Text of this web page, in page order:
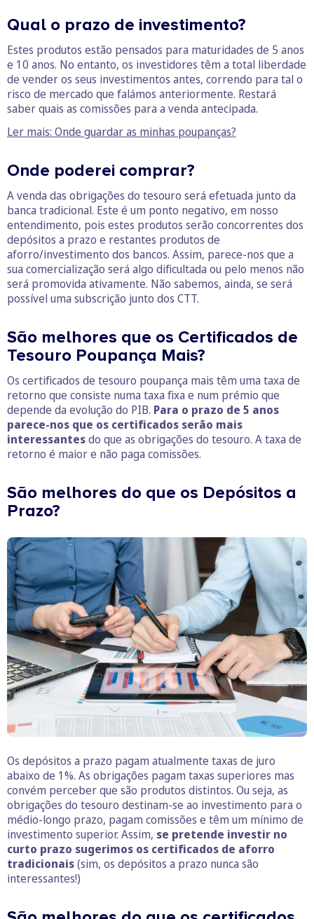
Qual o prazo de investimento?
Estes produtos estão pensados para maturidades de 5 anos
e 10 anos. No entanto, os investidores têm a total liberdade
de vender os seus investimentos antes, correndo para tal o
risco de mercado que falámos anteriormente. Restará
saber quais as comissões para a venda antecipada.
Ler mais: Onde guardar as minhas poupanças?
Onde poderei comprar?
A venda das obrigações do tesouro será efetuada junto da
banca tradicional. Este é um ponto negativo, em nosso
entendimento, pois estes produtos serão concorrentes dos
depósitos a prazo e restantes produtos de
aforro/investimento dos bancos. Assim, parece-nos que a
sua comercialização será algo dificultada ou pelo menos não
será promovida ativamente. Não sabemos, ainda, se será
possível uma subscrição junto dos CTT.
São melhores que os Certificados de
Tesouro Poupança Mais?
Os certificados de tesouro poupança mais têm uma taxa de
retorno que consiste numa taxa fixa e num prémio que
depende da evolução do PIB. Para o prazo de 5 anos
parece-nos que os certificados serão mais
interessantesdo que as obrigações do tesouro. A taxa de
retorno é maior e não paga comissões.
São melhores do que os Depósitos a
Prazo?
Os depósitos a prazo pagam atualmente taxas de juro
abaixo de 1%. As obrigações pagam taxas superiores mas
convém perceber que são produtos distintos. Ou seja, as
obrigações do tesouro destinam-se ao investimento para o
médio-longo prazo, pagam comissões e têm um mínimo de
investimento superior. Assim, se pretende investir no
curto prazo sugerimos os certificados de aforro
tradicionais(sim, os depósitos a prazo nunca são
interessantes!)